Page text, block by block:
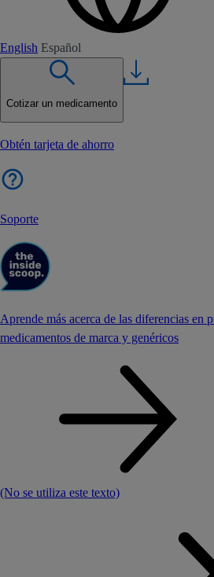
English Español
Cotizar un medicamento
Obtén tarjeta de ahorro
Soporte
Aprende más acerca de las diferencias en
medicamentos de marca y genéricos
(No se utiliza este texto)